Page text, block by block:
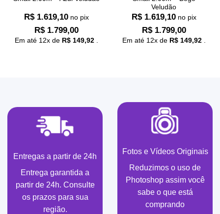
R$1.619,10 no pix
R$1.799,00
Em até 12x de R$149,92.
Veludão
R$1.619,10 no pix
R$1.799,00
Em até 12x de R$149,92.
Entregas a partir de 24h
Entrega garantida a
partir de 24h. Consulte
os prazos para sua
região.
Fotos e Vídeos Originais
Reduzimos o uso de
Photoshop assim você
sabe o que está
comprando